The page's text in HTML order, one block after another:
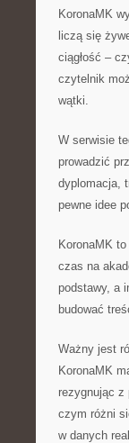
KoronaMK
liczą się
ciągłość –
czytelnik
wątki.
W serwisie
prowadzić
dyplomacja,
pewne idee
KoronaMK
czas na
podstawy, a
budować
Ważny jest
KoronaMK
rezygnując
czym różni
w danych